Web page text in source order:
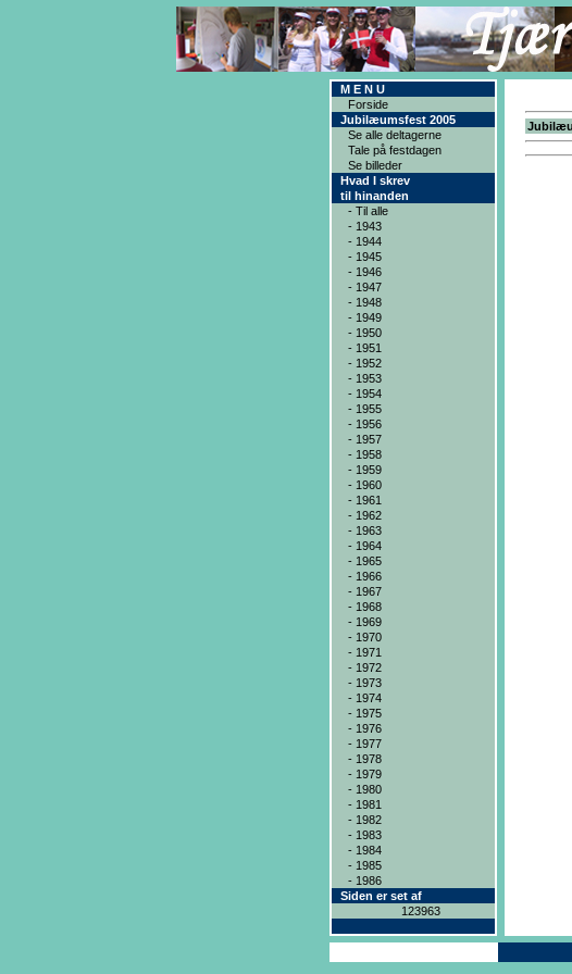
M E N U
Forside
Jubilæumsfest 2005
Se alle deltagerne
Tale på festdagen
Se billeder
Hvad I skrev
til hinanden
- Til alle
- 1943
- 1944
- 1945
- 1946
- 1947
- 1948
- 1949
- 1950
- 1951
- 1952
- 1953
- 1954
- 1955
- 1956
- 1957
- 1958
- 1959
- 1960
- 1961
- 1962
- 1963
- 1964
- 1965
- 1966
- 1967
- 1968
- 1969
- 1970
- 1971
- 1972
- 1973
- 1974
- 1975
- 1976
- 1977
- 1978
- 1979
- 1980
- 1981
- 1982
- 1983
- 1984
- 1985
- 1986
Siden er set af
123963